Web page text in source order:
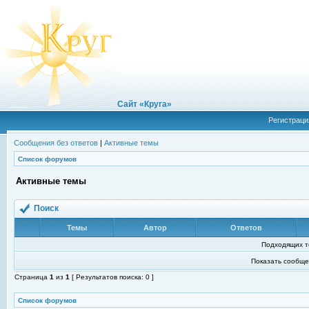
Сайт «Круга»
Сообщения без ответов | Активные темы
Список форумов
Активные темы
Поиск
Темы Автор Ответов
Подходящих
Показать
Страница 1 из 1 [ Результатов поиска: 0 ]
Список форумов